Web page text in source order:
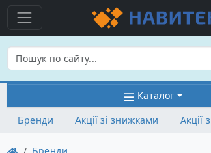
Каталог
Бренди
Акції зі знижками Акції